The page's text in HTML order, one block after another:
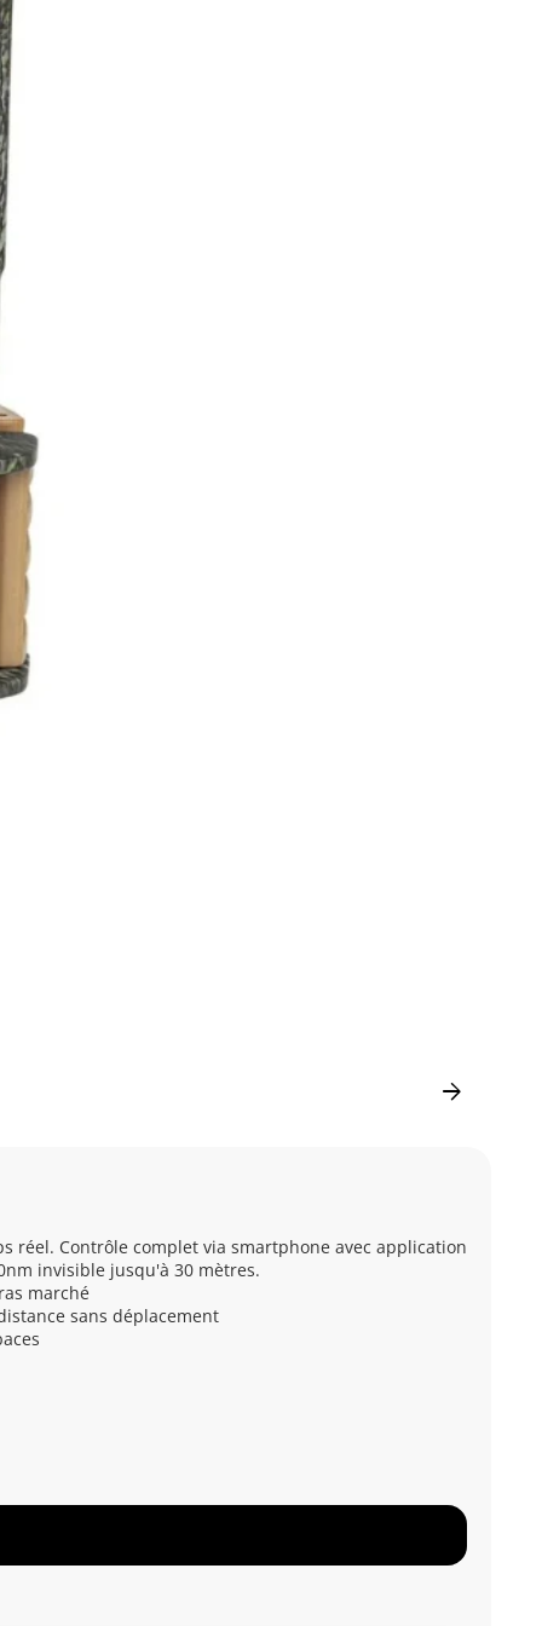
arrow_forward
réel. Contrôle complet via smartphone avec application
invisible jusqu'à 30 mètres.
marché
sans déplacement